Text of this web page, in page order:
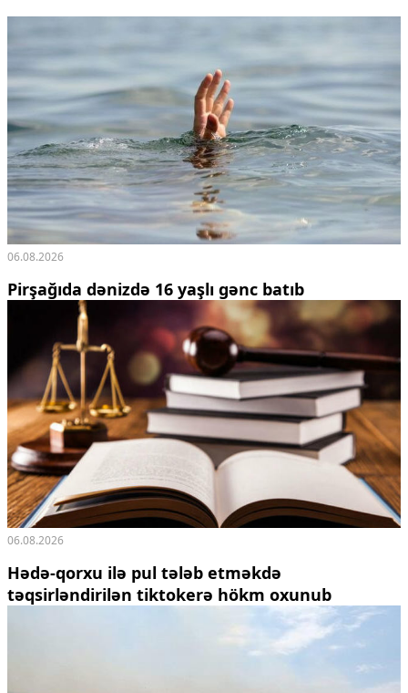
06.08.2026
Pirşağıda dənizdə 16 yaşlı gənc batıb
06.08.2026
Hədə-qorxu ilə pul tələb etməkdə
təqsirləndirilən tiktokerə hökm oxunub